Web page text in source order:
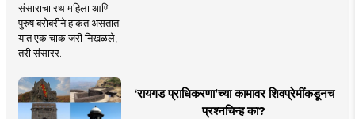
संसाराचा रथ महिला आणि
पुरुष बरोबरीने हाकत असतात.
यात एक चाक जरी निखळले,
तरी संसारर..
‘रायगड प्राधिकरणा’च्या कामावर शिवप्रेमींकडूनच
प्रश्नचिन्ह का?